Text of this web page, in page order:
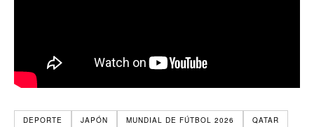
DEPORTE JAPÓN MUNDIAL DE FÚTBOL 2026 QATAR